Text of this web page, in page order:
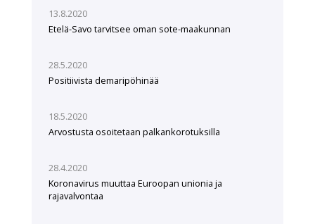
13.8.2020
Etelä-Savo tarvitsee oman sote-maakunnan
28.5.2020
Positiivista demaripöhinää
18.5.2020
Arvostusta osoitetaan palkankorotuksilla
28.4.2020
Koronavirus muuttaa Euroopan unionia ja
rajavalvontaa